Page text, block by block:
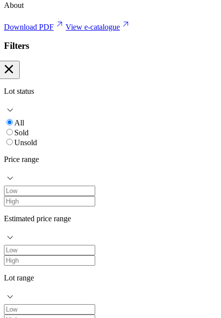
About
Download PDF View e-catalogue
Filters
Lot status
All
Sold
Unsold
Price range
Estimated price range
Lot range